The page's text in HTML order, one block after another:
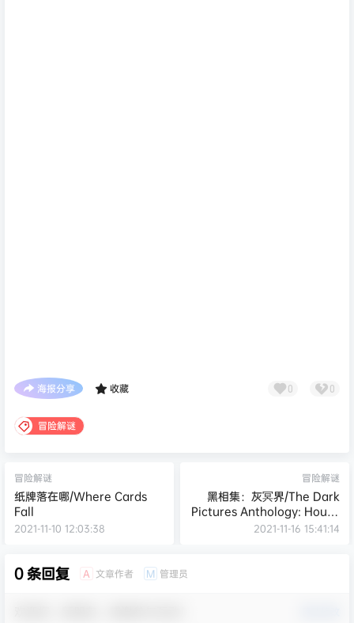
海报分享 收藏 0 0
冒险解谜
冒险解谜
纸牌落在哪/Where Cards
Fall
2021-11-10 12:03:38
冒险解谜
黑相集：灰冥界/The Dark
Pictures Anthology: House
of Ashes（豪华版+1号升级
2021-11-16 15:41:14
0 条回复 A 文章作者 M 管理员